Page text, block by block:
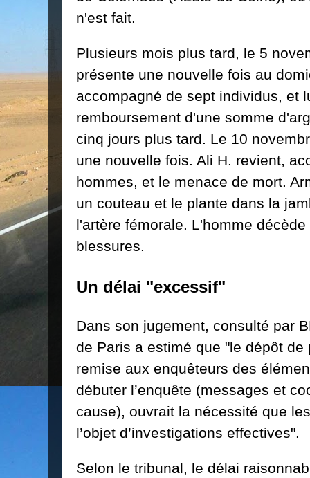
n'est fait.
Plusieurs mois plus tard, le 5
présente une nouvelle fois au
accompagné de sept individus, et
remboursement d'une somme
cinq jours plus tard. Le 10
une nouvelle fois. Ali H. revient,
hommes, et le menace de mort.
un couteau et le plante dans la
l'artère fémorale. L'homme
blessures.
Un délai "excessif"
Dans son jugement, consulté par
de Paris a estimé que "le dépôt de
remise aux enquêteurs des
débuter l’enquête (messages et
cause), ouvrait la nécessité que
l’objet d’investigations effectives".
Selon le tribunal, le délai